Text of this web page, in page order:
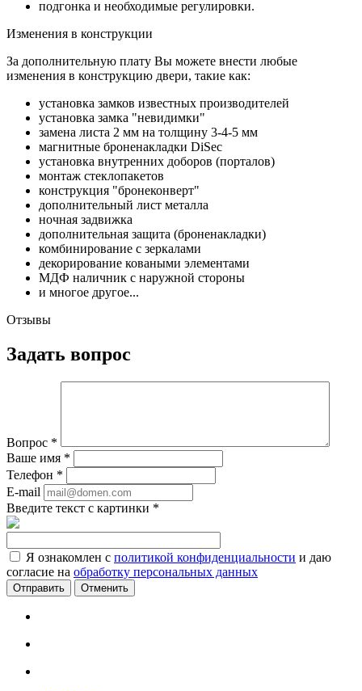
подгонка и необходимые регулировки.
Изменения в конструкции
За дополнительную плату Вы можете внести любые
изменения в конструкцию двери, такие как:
установка замков известных производителей
установка замка "невидимки"
замена листа 2 мм на толщину 3-4-5 мм
магнитные броненакладки DiSec
установка внутренних доборов (порталов)
монтаж стеклопакетов
конструкция "бронеконверт"
дополнительный лист металла
ночная задвижка
дополнительная защита (броненакладки)
комбинирование с зеркалами
декорирование коваными элементами
МДФ наличник с наружной стороны
и многое другое...
Отзывы
Задать вопрос
Вопрос *
Ваше имя *
Телефон *
E-mail
Введите текст с картинки *
Я ознакомлен с политикой конфиденциальности и даю
согласие на обработку персональных данных
Отменить